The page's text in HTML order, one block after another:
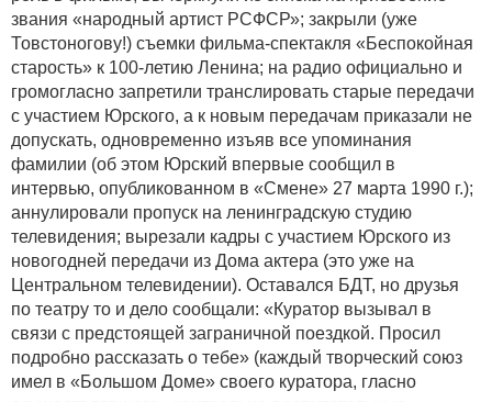
звания «народный артист РСФСР»; закрыли (уже
Товстоногову!) съемки фильма-спектакля «Беспокойная
старость» к 100-летию Ленина; на радио официально и
громогласно запретили транслировать старые передачи
с участием Юрского, а к новым передачам приказали не
допускать, одновременно изъяв все упоминания
фамилии (об этом Юрский впервые сообщил в
интервью, опубликованном в «Смене» 27 марта 1990 г.);
аннулировали пропуск на ленинградскую студию
телевидения; вырезали кадры с участием Юрского из
новогодней передачи из Дома актера (это уже на
Центральном телевидении). Оставался БДТ, но друзья
по театру то и дело сообщали: «Куратор вызывал в
связи с предстоящей заграничной поездкой. Просил
подробно рассказать о тебе» (каждый творческий союз
имел в «Большом Доме» своего куратора, гласно